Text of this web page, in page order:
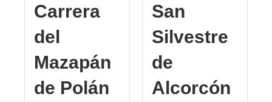
Carrera
del
Mazapán
de Polán
San
Silvestre
de
Alcorcón